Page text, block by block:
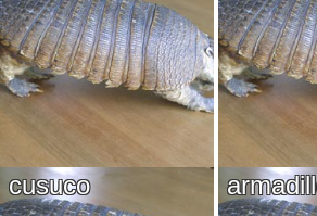
cusuco